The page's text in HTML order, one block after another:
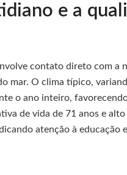
e a
contato direto com a
mar. O clima típico,
o ano inteiro,
de vida de 71 anos e
atenção à educação